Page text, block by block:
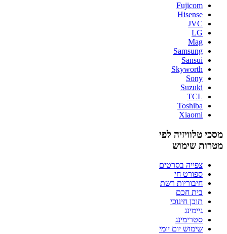
Fujicom
Hisense
JVC
LG
Mag
Samsung
Sansui
Skyworth
Sony
Suzuki
TCL
Toshiba
Xiaomi
מסכי טלוויזיה לפי
מטרות שימוש
צפייה בסרטים
ספורט חי
חיבוריות רשת
בית חכם
תוכן חינוכי
גיימינג
סטרימינג
שימוש יום יומי